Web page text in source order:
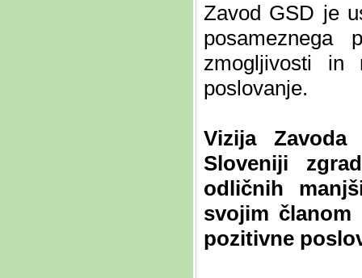
Zavod GSD je
posameznega
zmogljivosti in
poslovanje.
Vizija
Sloveniji
odličnih
svojim članom
pozitivne